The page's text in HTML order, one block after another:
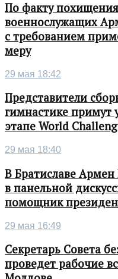
По факту
военнослужащих
с требованием
меру
29 мая 18:42
Представители
гимнастике примут
этапе World
29 мая 18:40
В Братиславе
в панельной
помощник
29 мая 16:49
Секретарь Совета
проведет рабочие